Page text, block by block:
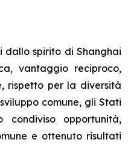
dallo spirito di Shanghai
vantaggio reciproco,
rispetto per la diversità
comune, gli Stati
condiviso opportunità,
e ottenuto risultati